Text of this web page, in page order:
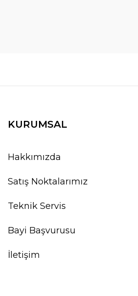
KURUMSAL
Hakkımızda
Satış Noktalarımız
Teknik Servis
Bayi Başvurusu
İletişim